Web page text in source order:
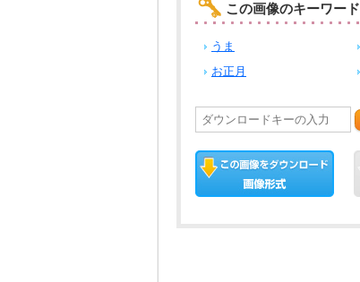
この画像のキーワード
うま
お正月